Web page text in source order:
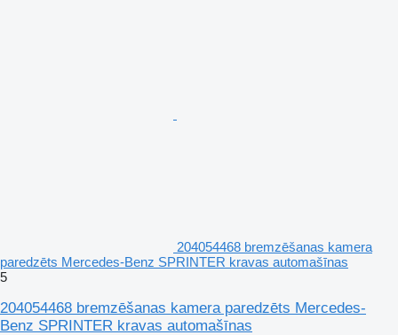
204054468 bremzēšanas kamera
paredzēts Mercedes-Benz SPRINTER kravas automašīnas
5
204054468 bremzēšanas kamera paredzēts Mercedes-
Benz SPRINTER kravas automašīnas